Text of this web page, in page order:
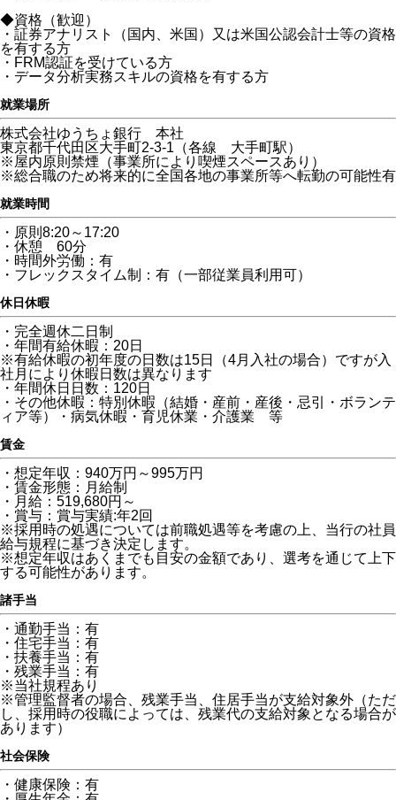
◆資格（歓迎）
・証券アナリスト（国内、米国）又は米国公認会計士等の資格
を有する方
・FRM認証を受けている方
・データ分析実務スキルの資格を有する方
就業場所
株式会社ゆうちょ銀行 本社
東京都千代田区大手町2-3-1（各線 大手町駅）
※屋内原則禁煙（事業所により喫煙スペースあり）
※総合職のため将来的に全国各地の事業所等へ転勤の可能性有
就業時間
・原則8:20～17:20
・休憩 60分
・時間外労働：有
・フレックスタイム制：有（一部従業員利用可）
休日休暇
・完全週休二日制
・年間有給休暇：20日
※有給休暇の初年度の日数は15日（4月入社の場合）ですが入
社月により休暇日数は異なります
・年間休日日数：120日
・その他休暇：特別休暇（結婚・産前・産後・忌引・ボランテ
ィア等）・病気休暇・育児休業・介護業 等
賃金
・想定年収：940万円～995万円
・賃金形態：月給制
・月給：519,680円～
・賞与：賞与実績:年2回
※採用時の処遇については前職処遇等を考慮の上、当行の社員
給与規程に基づき決定します。
※想定年収はあくまでも目安の金額であり、選考を通じて上下
する可能性があります。
諸手当
・通勤手当：有
・住宅手当：有
・扶養手当：有
・残業手当：有
※当社規程あり
※管理監督者の場合、残業手当、住居手当が支給対象外（ただ
し、採用時の役職によっては、残業代の支給対象となる場合が
あります）
社会保険
・健康保険：有